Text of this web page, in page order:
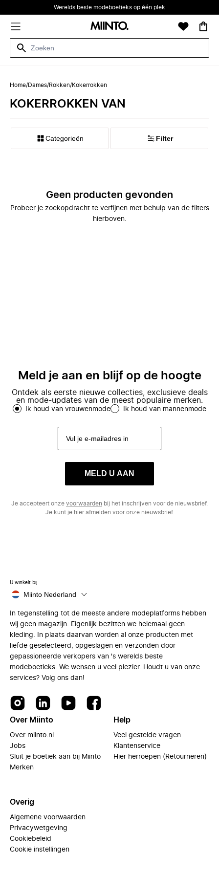
Werelds beste modeboetieks op één plek
Home/Dames/Rokken/Kokerrokken
KOKERROKKEN VAN
Categorieën Filter
Geen producten gevonden
Probeer je zoekopdracht te verfijnen met behulp van de filters
hierboven.
Meld je aan en blijf op de hoogte
Ontdek als eerste nieuwe collecties, exclusieve deals
en mode-updates van de meest populaire merken.
Ik houd van vrouwenmode Ik houd van mannenmode
MELD U AAN
Je accepteert onze voorwaarden bij het inschrijven voor de nieuwsbrief.
Je kunt je hierafmelden voor onze nieuwsbrief.
U winkelt bij
Miinto Nederland
In tegenstelling tot de meeste andere modeplatforms hebben
wij geen magazijn. Eigenlijk bezitten we helemaal geen
kleding. In plaats daarvan worden al onze producten met
liefde geselecteerd, opgeslagen en verzonden door
gepassioneerde verkopers van 's werelds beste
modeboetieks. We wensen u veel plezier. Houdt u van onze
services? Volg ons dan!
Over Miinto
Over miinto.nl
Jobs
Sluit je boetiek aan bij Miinto
Merken
Help
Veel gestelde vragen
Klantenservice
Hier herroepen (Retourneren)
Overig
Algemene voorwaarden
Privacywetgeving
Cookiebeleid
Cookie instellingen